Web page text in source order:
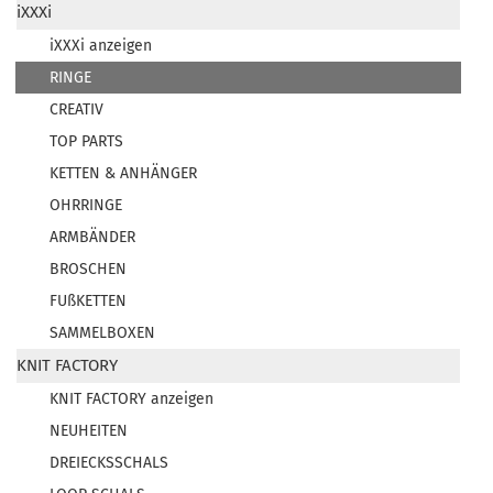
iXXXi
iXXXi anzeigen
RINGE
CREATIV
TOP PARTS
KETTEN & ANHÄNGER
OHRRINGE
ARMBÄNDER
BROSCHEN
FUßKETTEN
SAMMELBOXEN
KNIT FACTORY
KNIT FACTORY anzeigen
NEUHEITEN
DREIECKSSCHALS